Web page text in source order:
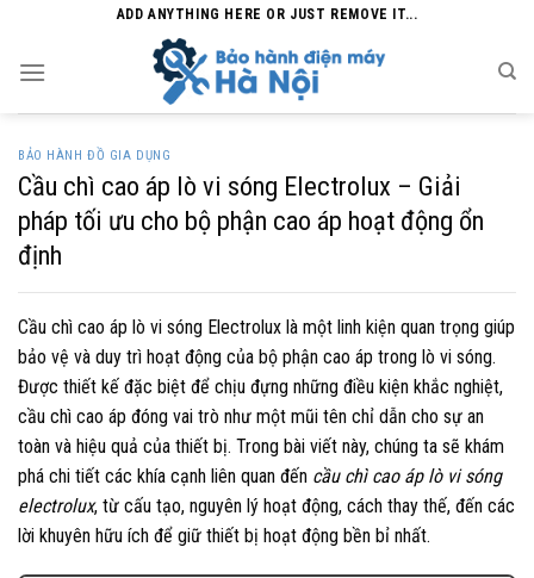
content
ADD ANYTHING HERE OR JUST REMOVE IT...
BẢO HÀNH ĐỒ GIA DỤNG
Cầu chì cao áp lò vi sóng Electrolux – Giải
pháp tối ưu cho bộ phận cao áp hoạt động ổn
định
Cầu chì cao áp lò vi sóng Electrolux là một linh kiện quan trọng giúp
bảo vệ và duy trì hoạt động của bộ phận cao áp trong lò vi sóng.
Được thiết kế đặc biệt để chịu đựng những điều kiện khắc nghiệt,
cầu chì cao áp đóng vai trò như một mũi tên chỉ dẫn cho sự an
toàn và hiệu quả của thiết bị. Trong bài viết này, chúng ta sẽ khám
phá chi tiết các khía cạnh liên quan đến cầu chì cao áp lò vi sóng
electrolux, từ cấu tạo, nguyên lý hoạt động, cách thay thế, đến các
lời khuyên hữu ích để giữ thiết bị hoạt động bền bỉ nhất.